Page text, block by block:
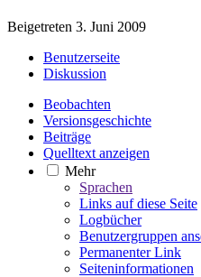
Beigetreten 3. Juni 2009
Benutzerseite
Diskussion
Beobachten
Versionsgeschichte
Beiträge
Quelltext anzeigen
Mehr
Sprachen
Links auf diese Seite
Logbücher
Benutzergruppen
Permanenter Link
Seiten­­informationen